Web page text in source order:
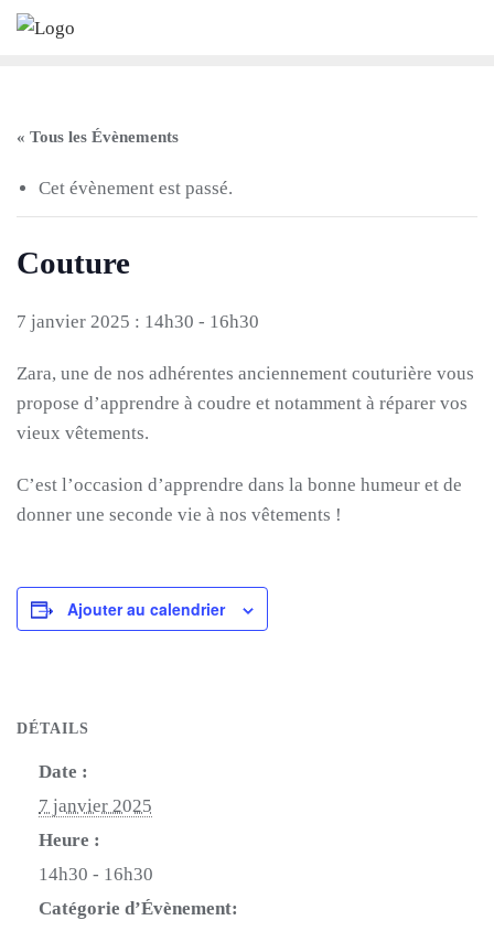
Skip
« Tous les Évènements
Cet évènement est passé.
Couture
7 janvier 2025 : 14h30 - 16h30
Zara, une de nos adhérentes anciennement couturière vous
propose d’apprendre à coudre et notamment à réparer vos
vieux vêtements.
C’est l’occasion d’apprendre dans la bonne humeur et de
donner une seconde vie à nos vêtements !
Ajouter au calendrier
DÉTAILS
Date :
7 janvier 2025
Heure :
14h30 - 16h30
Catégorie d’Évènement: